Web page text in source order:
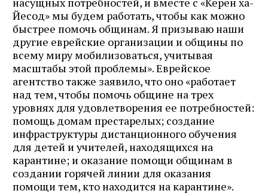
Йесод» мы будем работать, чтобы как можно
быстрее помочь общинам. Я призываю наши
другие еврейские организации и общины по
всему миру мобилизоваться, учитывая
масштабы этой проблемы». Еврейское
агентство также заявило, что оно «работает
над тем, чтобы помочь общине на трех
уровнях для удовлетворения ее потребностей:
помощь домам престарелых; создание
инфраструктуры дистанционного обучения
для детей и учителей, находящихся на
карантине; и оказание помощи общинам в
создании горячей линии для оказания
помощи тем, кто находится на карантине».